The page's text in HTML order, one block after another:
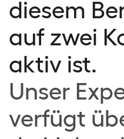
diesem
auf zwei
aktiv ist.
Unser
verfügt